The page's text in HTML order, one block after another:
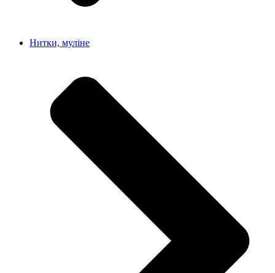
Нитки, муліне